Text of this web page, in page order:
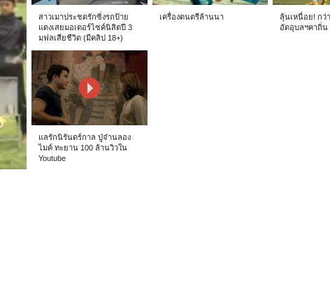
สาวเมาประชดรักซิ่งรถป้าย
แดงเสยมอเตอร์ไซค์นิสิตปี 3
มฟลเสียชีวิต (มีคลิป 18+)
เครื่องดนตรีล้านนา
ลุ้นเหนื่อย! กว่
อัดอุบลฯคาถิ่น
แลรักนิรันดร์กาล ปู่จ๋านลอง
ไมค์ ทะยาน 100 ล้านวิวใน
Youtube